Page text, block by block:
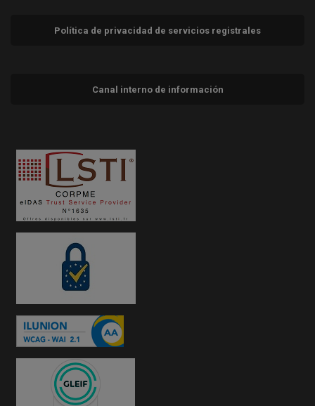
Política de privacidad de servicios registrales
Canal interno de información